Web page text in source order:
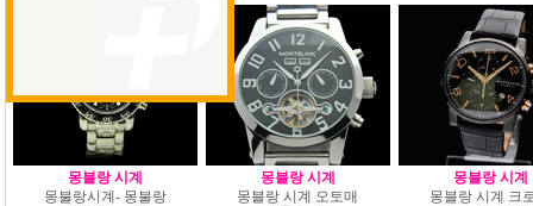
몽블랑 시계
몽불랑시계- 몽불랑
몽블랑 시계
몽블랑 시계 오토매
몽블랑 시계
몽블랑 시계 크